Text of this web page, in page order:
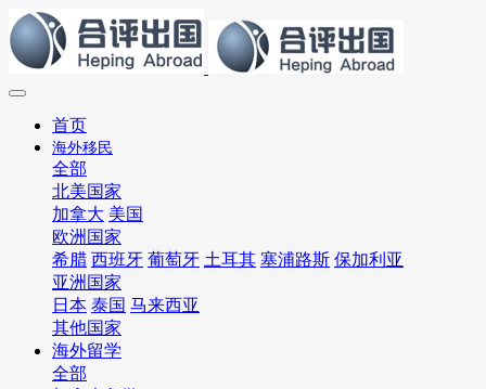
首页
海外移民
全部
北美国家
加拿大 美国
欧洲国家
希腊 西班牙 葡萄牙 土耳其 塞浦路斯 保加利亚
亚洲国家
日本 泰国 马来西亚
其他国家
海外留学
全部